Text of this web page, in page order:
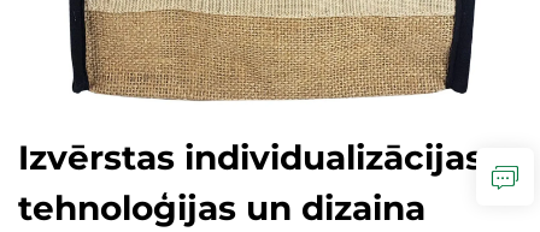
Izvērstas individualizācijas
tehnoloģijas un dizaina